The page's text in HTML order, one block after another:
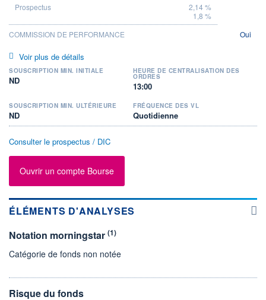
2,14 %
1,8 %
COMMISSION DE PERFORMANCE
Oui
Voir plus de détails
SOUSCRIPTION MIN. INITIALE
ND
HEURE DE CENTRALISATION DES
ORDRES
13:00
SOUSCRIPTION MIN. ULTÉRIEURE
ND
FRÉQUENCE DES VL
Quotidienne
Consulter le prospectus / DIC
Ouvrir un compte Bourse
ÉLÉMENTS D'ANALYSES
Notation morningstar (1)
Catégorie de fonds non notée
Risque du fonds